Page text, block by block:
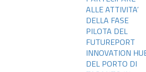
ALLE ATTIVITA’
DELLA FASE
PILOTA DEL
FUTUREPORT
INNOVATION
DEL PORTO DI